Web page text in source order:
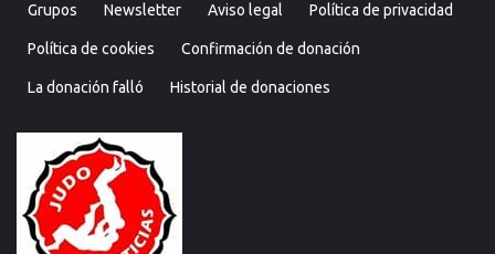
Grupos Newsletter Aviso legal Política de privacidad
Política de cookies Confirmación de donación
La donación falló Historial de donaciones